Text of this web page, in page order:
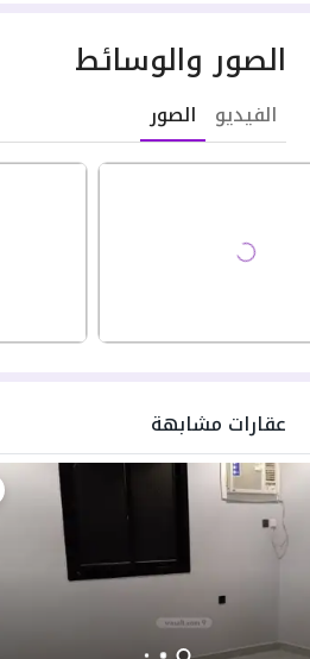
الصور والوسائط
الفيديو الصور
عقارات مشابهة